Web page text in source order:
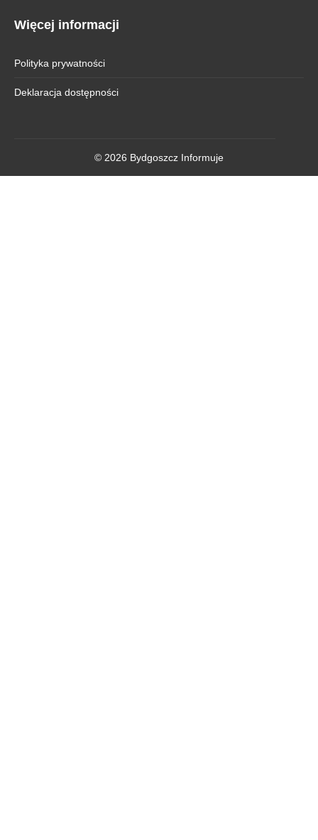
Więcej informacji
Polityka prywatności
Deklaracja dostępności
© 2026 Bydgoszcz Informuje